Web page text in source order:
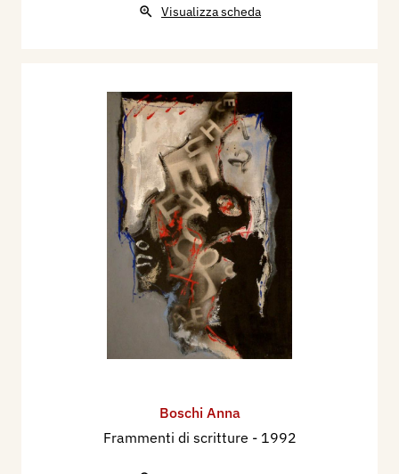
Visualizza scheda
Boschi Anna
Frammenti di scritture - 1992